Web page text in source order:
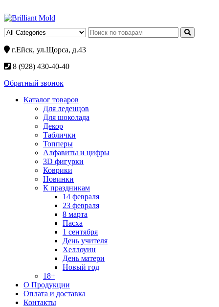
г.Ейск, ул.Щорса, д.43
8 (928) 430-40-40
Обратный звонок
Каталог товаров
Для леденцов
Для шоколада
Декор
Таблички
Топперы
Алфавиты и цифры
3D фигурки
Коврики
Новинки
К праздникам
14 февраля
23 февраля
8 марта
Пасха
1 сентября
День учителя
Хеллоуин
День матери
Новый год
18+
О Продукции
Оплата и доставка
Контакты